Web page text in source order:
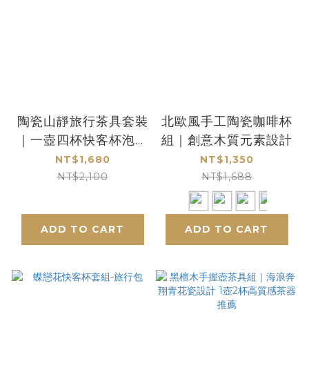
陶瓷山靜旅行茶具套裝
｜一壺四杯快客杯泡茶
壺 商務活動高質感禮
品推薦
NT$1,680
NT$2,100
ADD TO CART
北歐風手工陶瓷咖啡杯
組｜創意木質元素設計
NT$1,350
NT$1,688
ADD TO CART